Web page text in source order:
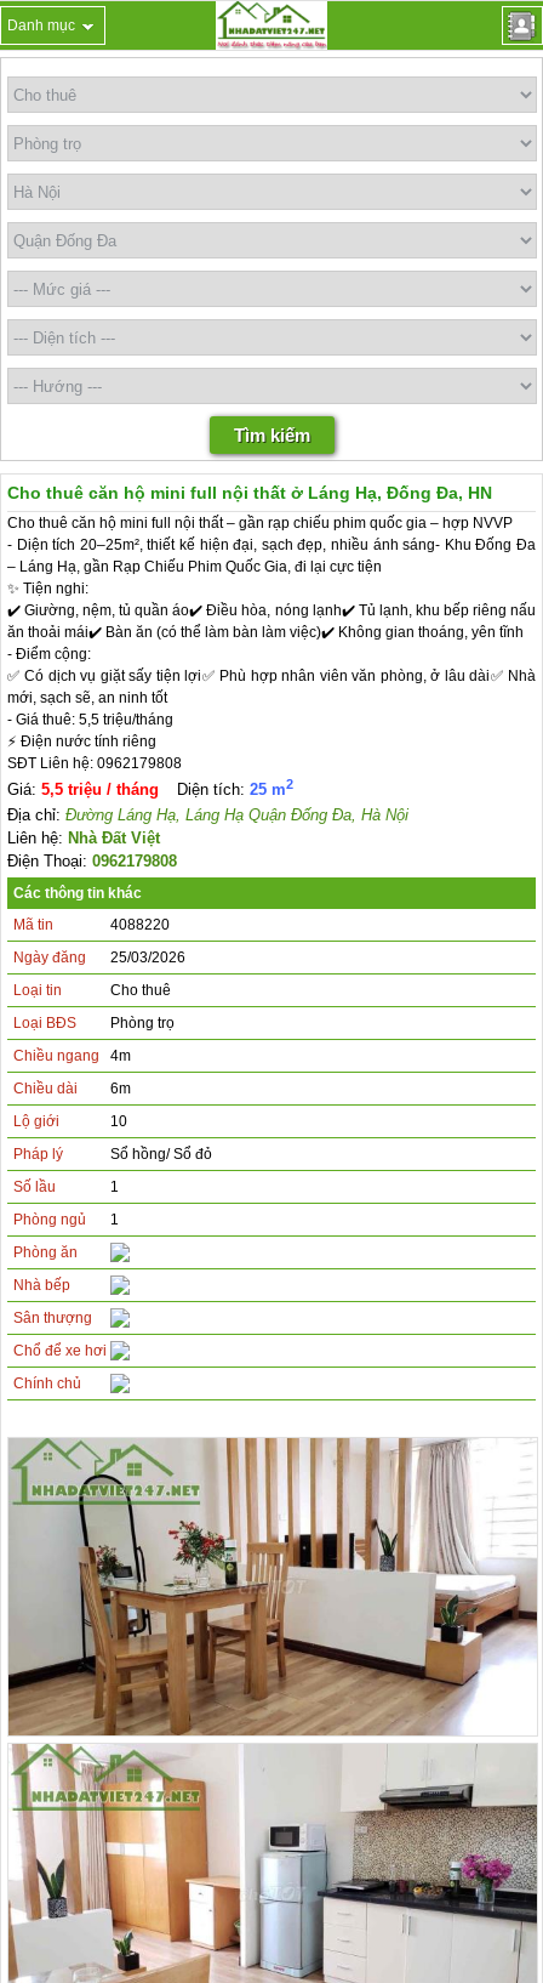
Danh mục
Cho thuê căn hộ mini full nội thất ở Láng Hạ, Đống Đa, HN
Cho thuê căn hộ mini full nội thất – gần rạp chiếu phim quốc gia – hợp NVVP
- Diện tích 20–25m², thiết kế hiện đại, sạch đẹp, nhiều ánh sáng- Khu Đống Đa
– Láng Hạ, gần Rạp Chiếu Phim Quốc Gia, đi lại cực tiện
✨ Tiện nghi:
✔️ Giường, nệm, tủ quần áo✔️ Điều hòa, nóng lạnh✔️ Tủ lạnh, khu bếp riêng nấu
ăn thoải mái✔️ Bàn ăn (có thể làm bàn làm việc)✔️ Không gian thoáng, yên tĩnh
- Điểm cộng:
✅ Có dịch vụ giặt sấy tiện lợi✅ Phù hợp nhân viên văn phòng, ở lâu dài✅ Nhà
mới, sạch sẽ, an ninh tốt
- Giá thuê: 5,5 triệu/tháng
⚡ Điện nước tính riêng
SĐT Liên hệ: 0962179808
Giá: 5,5 triệu / tháng Diện tích: 25 m2
Địa chỉ: Đường Láng Hạ, Láng Hạ Quận Đống Đa, Hà Nội
Liên hệ: Nhà Đất Việt
Điện Thoại: 0962179808
Các thông tin khác
Mã tin
4088220
Ngày đăng
25/03/2026
Loại tin
Cho thuê
Loại BĐS
Phòng trọ
Chiều ngang
4m
Chiều dài
6m
Lộ giới
10
Pháp lý
Sổ hồng/ Sổ đỏ
Số lầu
1
Phòng ngủ
1
Phòng ăn
Nhà bếp
Sân thượng
Chổ để xe hơi
Chính chủ